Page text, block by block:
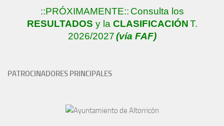
::PRÓXIMAMENTE:: Consulta los
RESULTADOS y la CLASIFICACIÓNT.
2026/2027(vía FAF)
PATROCINADORES PRINCIPALES